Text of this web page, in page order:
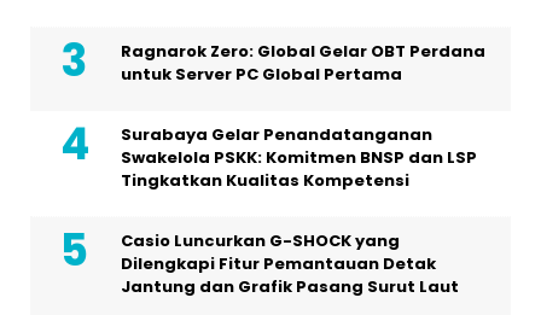
Ragnarok Zero: Global Gelar OBT Perdana
untuk Server PC Global Pertama
Surabaya Gelar Penandatanganan
Swakelola PSKK: Komitmen BNSP dan LSP
Tingkatkan Kualitas Kompetensi
Casio Luncurkan G-SHOCK yang
Dilengkapi Fitur Pemantauan Detak
Jantung dan Grafik Pasang Surut Laut